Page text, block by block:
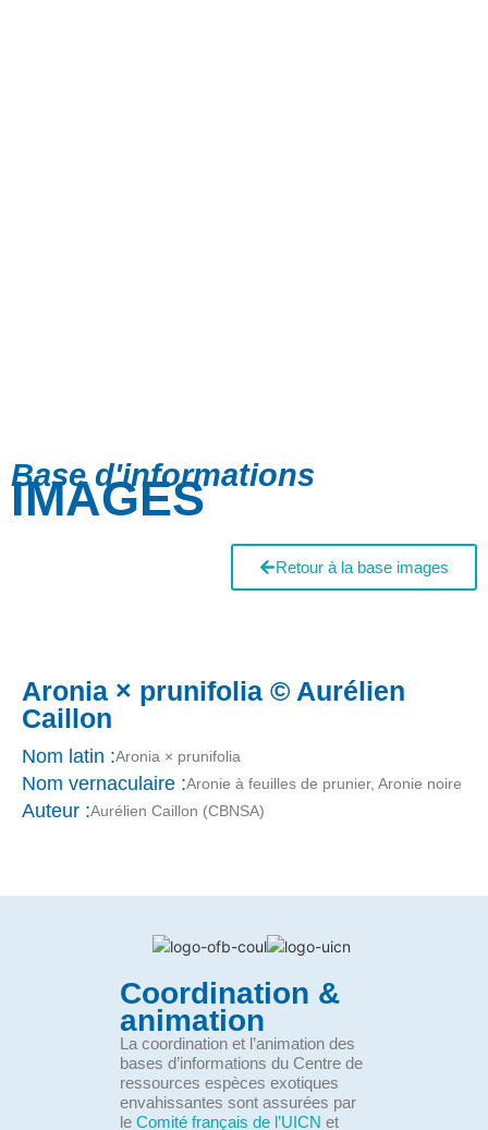
Base d'informations
IMAGES
Retour à la base images
Aronia × prunifolia © Aurélien
Caillon
Nom latin :Aronia × prunifolia
Nom vernaculaire :Aronie à feuilles de prunier, Aronie noire
Auteur :Aurélien Caillon (CBNSA)
Coordination &
animation
La coordination et l’animation des
bases d’informations du Centre de
ressources espèces exotiques
envahissantes sont assurées par
le Comité français de l’UICN et